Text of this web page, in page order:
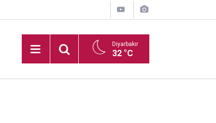
Diyarbakır
32 °C